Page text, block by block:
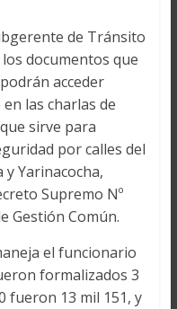
de Tránsito
documentos que
acceder
las charlas de
sirve para
por calles del
Yarinacocha,
Supremo Nº
Gestión Común.
el funcionario
formalizados 3
fueron 13 mil 151, y